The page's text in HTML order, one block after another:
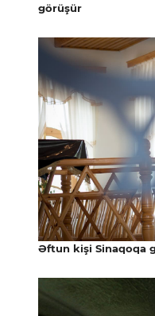
görüşür
Əftun kişi Sinaqoqa